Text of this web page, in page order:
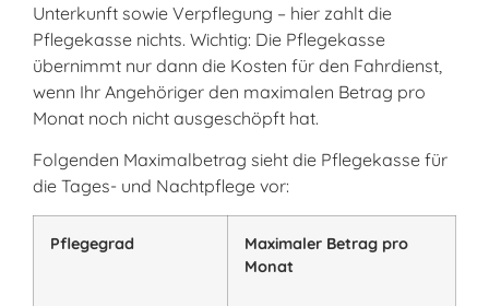
Unterkunft sowie Verpflegung – hier zahlt die
Pflegekasse nichts. Wichtig: Die Pflegekasse
übernimmt nur dann die Kosten für den Fahrdienst,
wenn Ihr Angehöriger den maximalen Betrag pro
Monat noch nicht ausgeschöpft hat.
Folgenden Maximalbetrag sieht die Pflegekasse für
die Tages- und Nachtpflege vor:
Pflegegrad
Maximaler Betrag pro
Monat